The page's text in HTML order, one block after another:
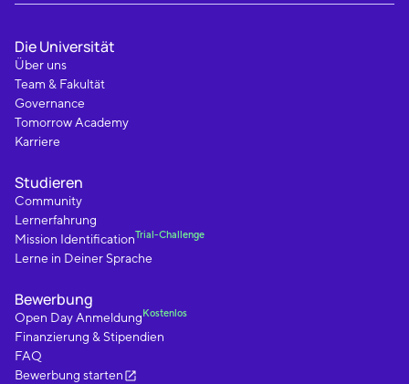
Die Universität
Über uns
Team & Fakultät
Governance
Tomorrow Academy
Karriere
Studieren
Community
Lernerfahrung
Mission IdentificationTrial-Challenge
Lerne in Deiner Sprache
Bewerbung
Open Day AnmeldungKostenlos
Finanzierung & Stipendien
FAQ
Bewerbung starten